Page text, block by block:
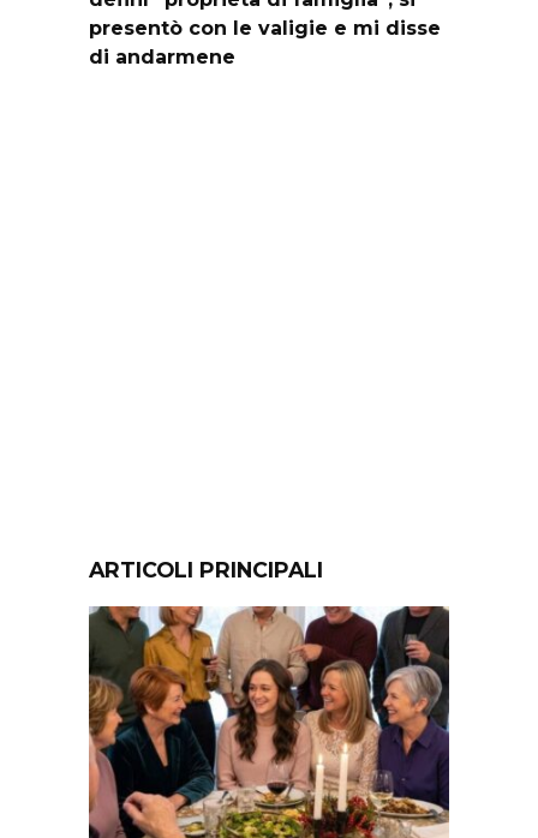
presentò con le valigie e mi disse
di andarmene
ARTICOLI PRINCIPALI